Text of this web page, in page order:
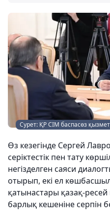
Сурет: ҚР СІМ баспасөз
Өз кезегінде Сергей
серіктестік пен тату
негізделген саяси
отырып, екі ел
қатынастары қазақ-
барлық кешеніне серпін